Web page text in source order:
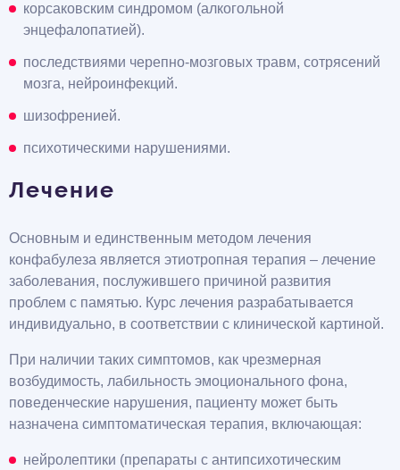
корсаковским синдромом (алкогольной
энцефалопатией).
последствиями черепно-мозговых травм, сотрясений
мозга, нейроинфекций.
шизофренией.
психотическими нарушениями.
Лечение
Основным и единственным методом лечения
конфабулеза является этиотропная терапия – лечение
заболевания, послужившего причиной развития
проблем с памятью. Курс лечения разрабатывается
индивидуально, в соответствии с клинической картиной.
При наличии таких симптомов, как чрезмерная
возбудимость, лабильность эмоционального фона,
поведенческие нарушения, пациенту может быть
назначена симптоматическая терапия, включающая:
нейролептики (препараты с антипсихотическим